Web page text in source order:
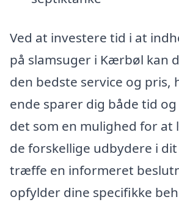
Ved at investere tid i at
på slamsuger i Kærbøl kan
den bedste service og pris,
ende sparer dig både tid og
det som en mulighed for
de forskellige udbydere i
træffe en informeret
opfylder dine specifikke